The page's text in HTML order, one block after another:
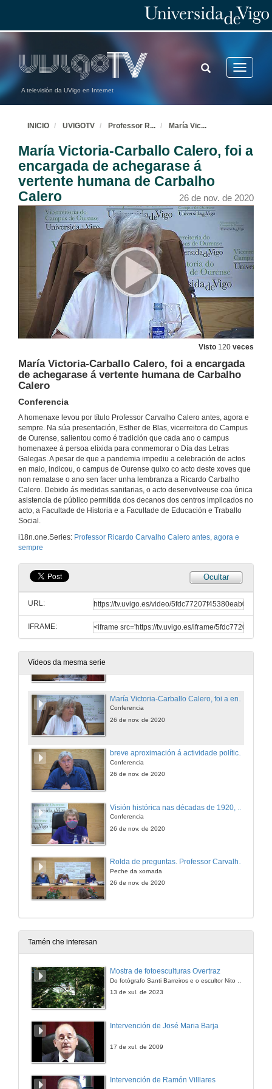
A televisión da UVigo en Internet
Toggle
TOGGLE
SEARCH
INICIO UVIGOTV Professor R... María Vic...
María Victoria-Carballo Calero, foi a
encargada de achegarase á
vertente humana de Carbalho
Calero
26 de nov. de 2020
Visto 120 veces
María Victoria-Carballo Calero, foi a encargada
de achegarase á vertente humana de Carbalho
Calero
Conferencia
A homenaxe levou por título Professor Carvalho Calero antes, agora e
sempre. Na súa presentación, Esther de Blas, vicerreitora do Campus
de Ourense, salientou como é tradición que cada ano o campus
homenaxee á persoa elixida para conmemorar o Día das Letras
Galegas. A pesar de que a pandemia impediu a celebración de actos
en maio, indicou, o campus de Ourense quixo co acto deste xoves que
non rematase o ano sen facer unha lembranza a Ricardo Carbalho
Calero. Debido ás medidas sanitarias, o acto desenvolveuse coa única
asistencia de público permitida dos decanos dos centros implicados no
acto, a Facultade de Historia e a Facultade de Educación e Traballo
Social.
i18n.one.Series: Professor Ricardo Carvalho Calero antes, agora e
sempre
Ocultar
URL:
IFRAME:
Vídeos da mesma serie
Conferencia
26 de nov. de 2020
breve aproximación á actividade política de Ricardo Carballo Calero
Conferencia
26 de nov. de 2020
Conferencia
26 de nov. de 2020
Rolda de preguntas. Professor Carvalho Calero antes, agora e sempre
Peche da xornada
26 de nov. de 2020
Tamén che interesan
Mostra de fotoesculturas Overtraz
13 de xul. de 2023
Intervención de José Maria Barja
17 de xul. de 2009
Intervención de Ramón Villlares